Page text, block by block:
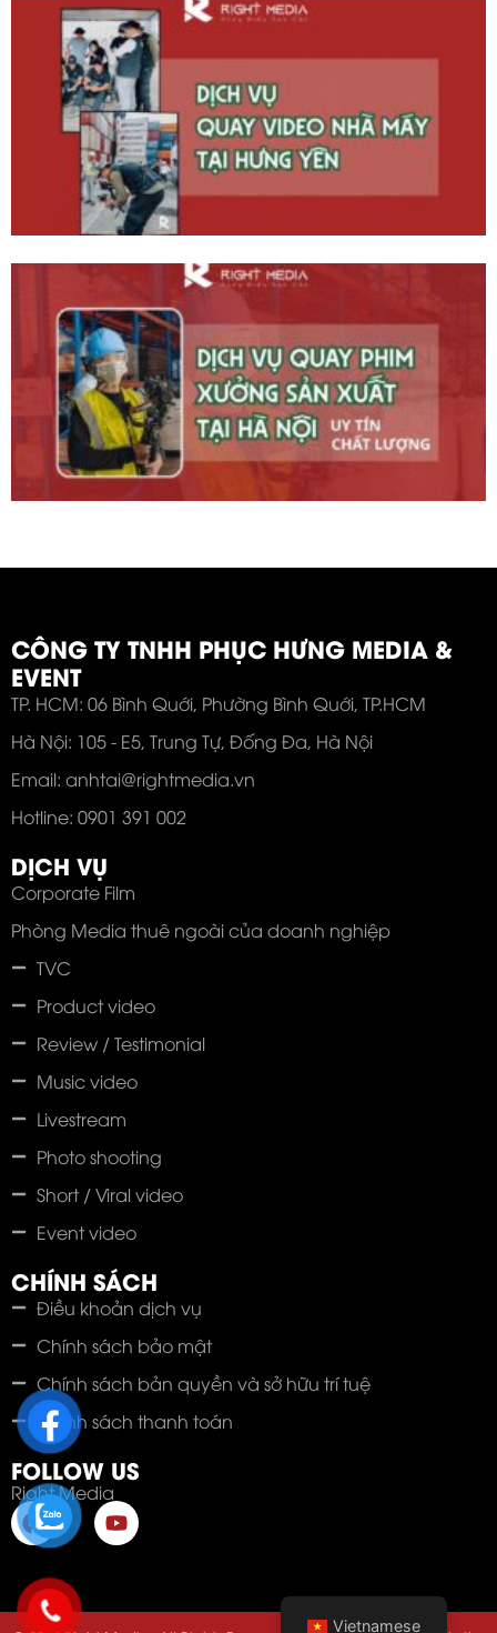
CÔNG TY TNHH PHỤC HƯNG MEDIA &
EVENT
TP. HCM: 06 Bình Quới, Phường Bình Quới, TP.HCM
Hà Nội: 105 - E5, Trung Tự, Đống Đa, Hà Nội
Email: anhtai@rightmedia.vn
Hotline: 0901 391 002
DỊCH VỤ
Corporate Film
Phòng Media thuê ngoài của doanh nghiệp
TVC
Product video
Review / Testimonial
Music video
Livestream
Photo shooting
Short / Viral video
Event video
CHÍNH SÁCH
Điều khoản dịch vụ
Chính sách bảo mật
Chính sách bản quyền và sở hữu trí tuệ
Chính sách thanh toán
FOLLOW US
Right Media
Vietnamese